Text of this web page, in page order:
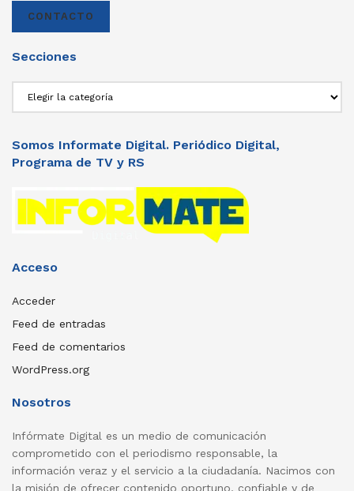
CONTACTO
Secciones
Somos Informate Digital. Periódico Digital,
Programa de TV y RS
Acceso
Acceder
Feed de entradas
Feed de comentarios
WordPress.org
Nosotros
Infórmate Digital es un medio de comunicación
comprometido con el periodismo responsable, la
información veraz y el servicio a la ciudadanía. Nacimos con
la misión de ofrecer contenido oportuno, confiable y de